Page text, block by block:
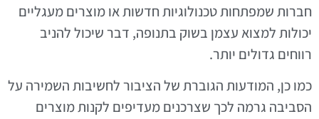
חברות שמפתחות טכנולוגיות חדשות או מוצרים מעגליים
יכולות למצוא עצמן בשוק בתנופה, דבר שיכול להניב
רווחים גדולים יותר.
כמו כן, המודעות הגוברת של הציבור לחשיבות השמירה על
הסביבה גרמה לכך שצרכנים מעדיפים לקנות מוצרים